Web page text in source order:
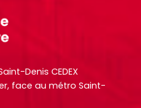
Denis CEDEX
face au métro Saint-